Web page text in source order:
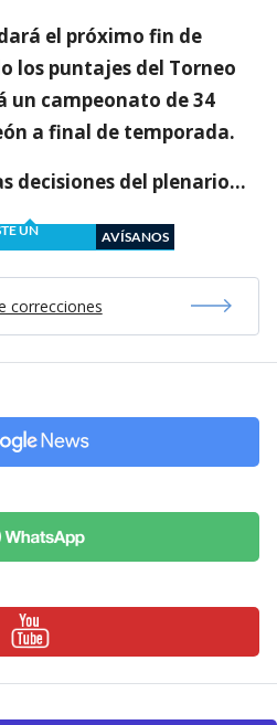
el próximo fin de
los puntajes del Torneo
un campeonato de 34
a final de temporada.
decisiones del plenario…
UN
AVÍSANOS
correcciones